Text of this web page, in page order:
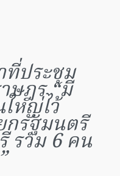
ที่ประชุม
ษฎร “มี
หญ่ไว้
กรัฐมนตรี
รวม 6 คน